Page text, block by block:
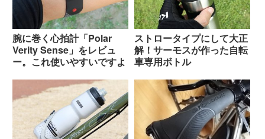
腕に巻く心拍計「Polar
Verity Sense」をレビュ
ー。これ使いやすいですよ
ストロータイプにして大正
解！サーモスが作った自転
車専用ボトル